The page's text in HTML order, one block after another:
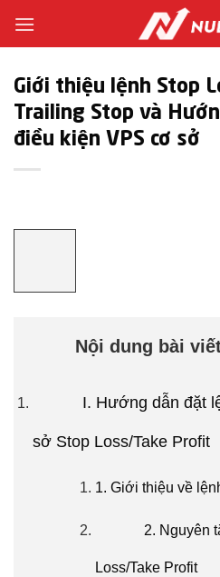
qua
dung
Giới thiệu lệnh Stop
Trailing Stop và
điều kiện VPS cơ sở
Nội dung bài
I. Hướng dẫn đặt
sở Stop Loss/Take Profit
1. Giới thiệu về
2. Nguyên
Loss/Take Profit